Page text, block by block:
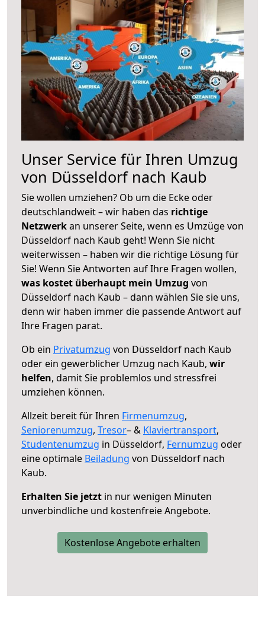
Unser Service für Ihren Umzug
von Düsseldorf nach Kaub
Sie wollen umziehen? Ob um die Ecke oder
deutschlandweit – wir haben das richtige
Netzwerkan unserer Seite, wenn es Umzüge von
Düsseldorf nach Kaub geht! Wenn Sie nicht
weiterwissen – haben wir die richtige Lösung für
Sie! Wenn Sie Antworten auf Ihre Fragen wollen,
was kostet überhaupt mein Umzug von
Düsseldorf nach Kaub – dann wählen Sie sie uns,
denn wir haben immer die passende Antwort auf
Ihre Fragen parat.
Ob ein Privatumzug von Düsseldorf nach Kaub
oder ein gewerblicher Umzug nach Kaub, wir
helfen, damit Sie problemlos und stressfrei
umziehen können.
Allzeit bereit für Ihren Firmenumzug,
Seniorenumzug, Tresor– & Klaviertransport,
Studentenumzug in Düsseldorf, Fernumzug oder
eine optimale Beiladung von Düsseldorf nach
Kaub.
Erhalten Sie jetzt in nur wenigen Minuten
unverbindliche und kostenfreie Angebote.
Kostenlose Angebote erhalten